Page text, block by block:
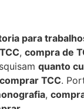
para
, compra de
quanto
TCC.
,